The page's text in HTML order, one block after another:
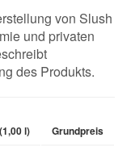
von Slush
und privaten
des Produkts.
l) Grundpreis